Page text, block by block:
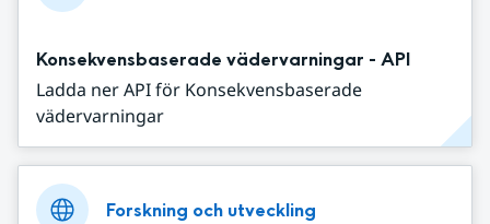
Konsekvensbaserade vädervarningar - API
Ladda ner API för Konsekvensbaserade
vädervarningar
Forskning och utveckling